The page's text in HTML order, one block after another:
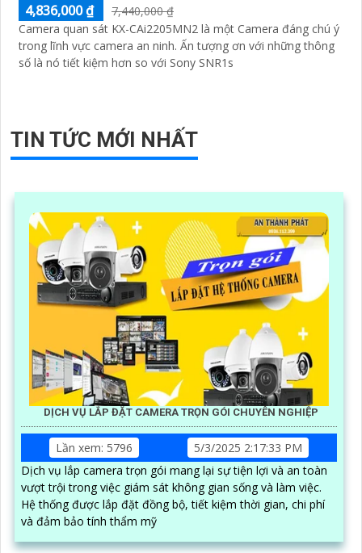
4,836,000 ₫
7,440,000 ₫
Camera quan sát KX-CAi2205MN2 là một Camera đáng chú ý
trong lĩnh vực camera an ninh. Ấn tượng ơn với những thông
số là nó tiết kiệm hơn so với Sony SNR1s
TIN TỨC MỚI NHẤT
DỊCH VỤ LẮP ĐẶT CAMERA TRỌN GÓI CHUYÊN NGHIỆP
Lần xem: 5796
5/3/2025 2:17:33 PM
Dịch vụ lắp camera trọn gói mang lại sự tiện lợi và an toàn
vượt trội trong việc giám sát không gian sống và làm việc.
Hệ thống được lắp đặt đồng bộ, tiết kiệm thời gian, chi phí
và đảm bảo tính thẩm mỹ